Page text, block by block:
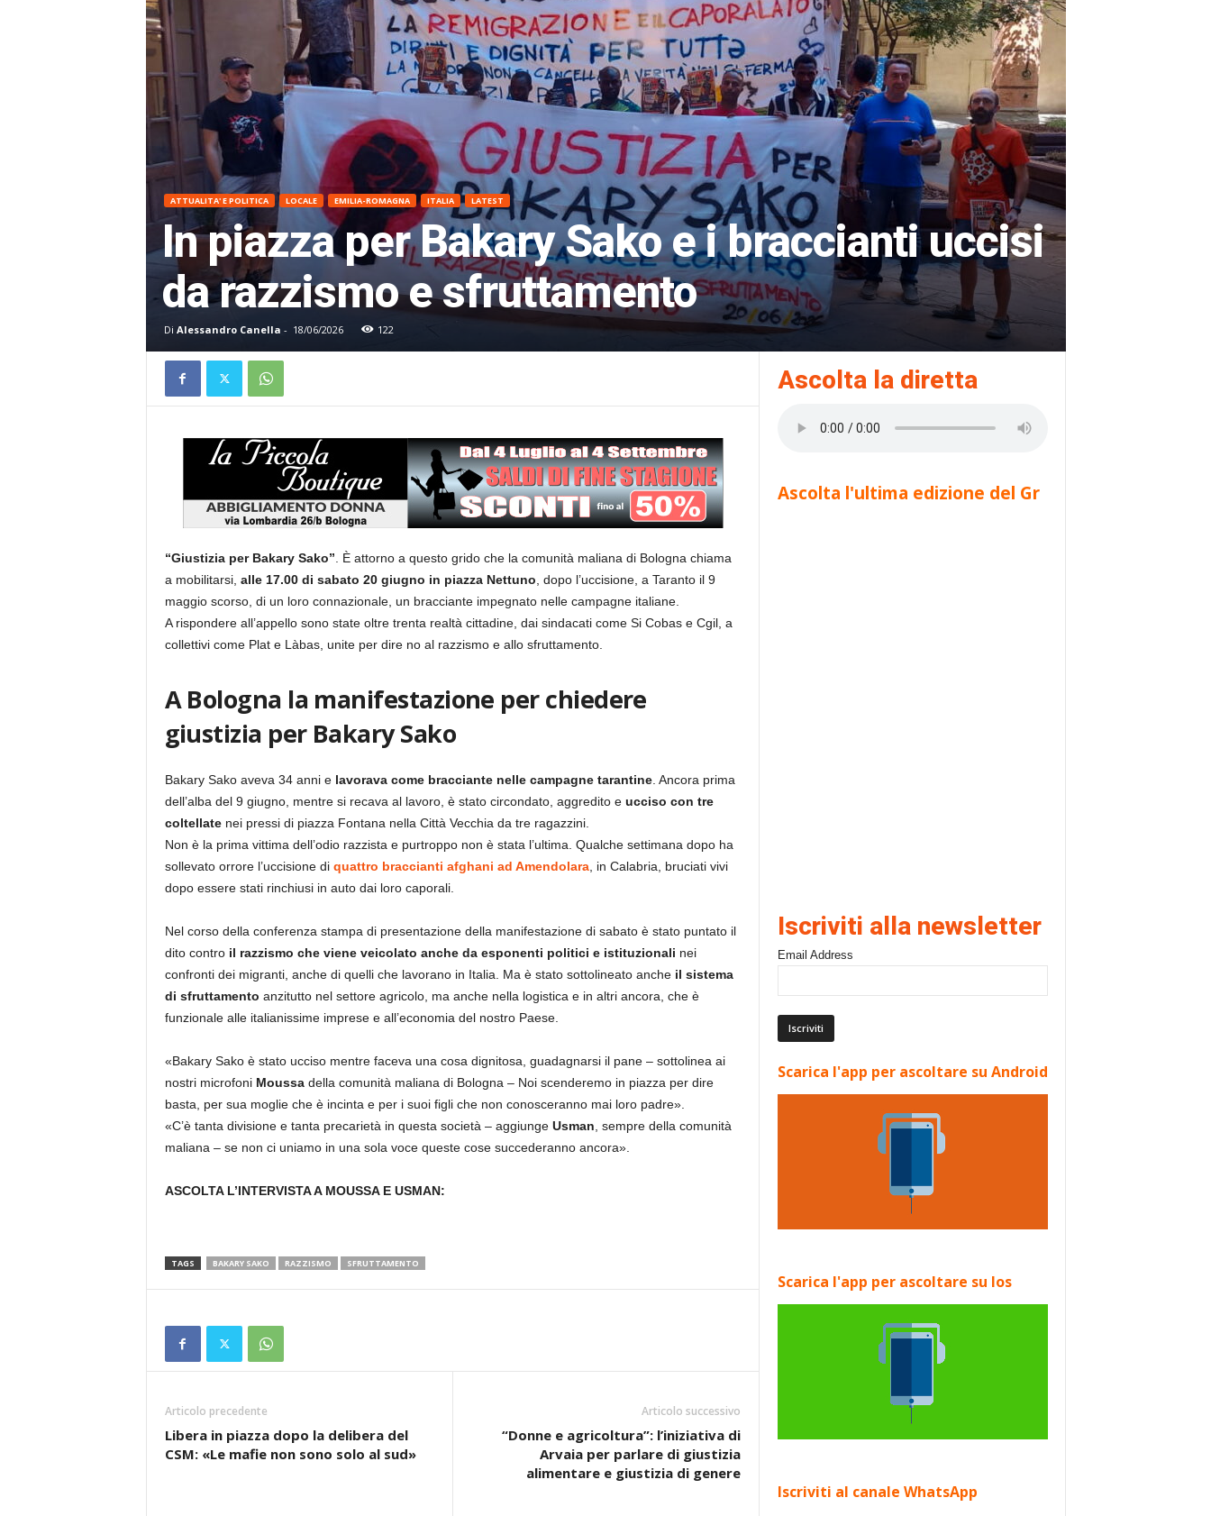
ATTUALITA' E POLITICA LOCALE EMILIA-ROMAGNA ITALIA LATEST
In piazza per Bakary Sako e i braccianti uccisi
da razzismo e sfruttamento
Di Alessandro Canella - 18/06/2026 122
“Giustizia per Bakary Sako” . È attorno a questo grido che la comunità maliana di Bologna chiama
a mobilitarsi, alle 17.00 di sabato 20 giugno in piazza Nettuno , dopo l’uccisione, a Taranto il 9
maggio scorso, di un loro connazionale, un bracciante impegnato nelle campagne italiane.
A rispondere all’appello sono state oltre trenta realtà cittadine, dai sindacati come Si Cobas e Cgil, a
collettivi come Plat e Làbas, unite per dire no al razzismo e allo sfruttamento.
A Bologna la manifestazione per chiedere
giustizia per Bakary Sako
Bakary Sako aveva 34 anni elavorava come bracciante nelle campagne tarantine. Ancora prima
dell’alba del 9 giugno, mentre si recava al lavoro, è stato circondato, aggredito e ucciso con tre
coltellatenei pressi di piazza Fontana nella Città Vecchia da tre ragazzini.
Non è la prima vittima dell’odio razzista e purtroppo non è stata l’ultima. Qualche settimana dopo ha
sollevato orrore l’uccisione di quattro braccianti afghani ad Amendolara, in Calabria, bruciati vivi
dopo essere stati rinchiusi in auto dai loro caporali.
Nel corso della conferenza stampa di presentazione della manifestazione di sabato è stato puntato il
dito controil razzismo che viene veicolato anche da esponenti politici e istituzionali nei
confronti dei migranti, anche di quelli che lavorano in Italia. Ma è stato sottolineato anche il sistema
di sfruttamento anzitutto nel settore agricolo, ma anche nella logistica e in altri ancora, che è
funzionale alle italianissime imprese e all’economia del nostro Paese.
«Bakary Sako è stato ucciso mentre faceva una cosa dignitosa, guadagnarsi il pane – sottolinea ai
nostri microfoni Moussadella comunità maliana di Bologna – Noi scenderemo in piazza per dire
basta, per sua moglie che è incinta e per i suoi figli che non conosceranno mai loro padre».
«C’è tanta divisione e tanta precarietà in questa società – aggiungeUsman , sempre della comunità
maliana – se non ci uniamo in una sola voce queste cose succederanno ancora».
ASCOLTA L’INTERVISTA A MOUSSA E USMAN:
TAGS BAKARY SAKO RAZZISMO SFRUTTAMENTO
Articolo precedente
Libera in piazza dopo la delibera del
CSM: «Le mafie non sono solo al sud»
Articolo successivo
“Donne e agricoltura”: l’iniziativa di
Arvaia per parlare di giustizia
alimentare e giustizia di genere
Ascolta la diretta
Ascolta l'ultima edizione del Gr
Iscriviti alla newsletter
Email Address
Scarica l'app per ascoltare su Android
Scarica l'app per ascoltare su Ios
Iscriviti al canale WhatsApp